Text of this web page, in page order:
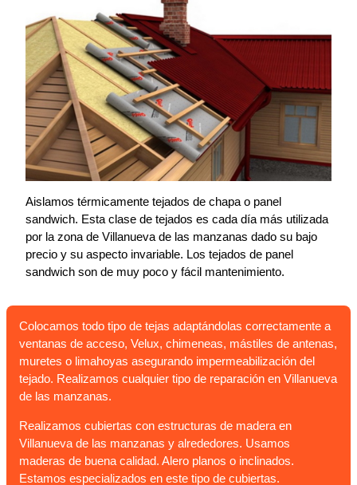
Aislamos térmicamente tejados de chapa o panel
sandwich. Esta clase de tejados es cada día más utilizada
por la zona de Villanueva de las manzanas dado su bajo
precio y su aspecto invariable. Los tejados de panel
sandwich son de muy poco y fácil mantenimiento.
Colocamos todo tipo de tejas adaptándolas correctamente a
ventanas de acceso, Velux, chimeneas, mástiles de antenas,
muretes o limahoyas asegurando impermeabilización del
tejado. Realizamos cualquier tipo de reparación en Villanueva
de las manzanas.
Realizamos cubiertas con estructuras de madera en
Villanueva de las manzanas y alrededores. Usamos
maderas de buena calidad. Alero planos o inclinados.
Estamos especializados en este tipo de cubiertas.